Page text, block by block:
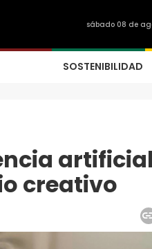
sábado 08 de
SOSTENIBILIDAD
creativo